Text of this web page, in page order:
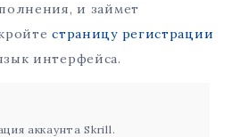
и займет
страницу регистрации
интерфейса.
аккаунта Skrill.